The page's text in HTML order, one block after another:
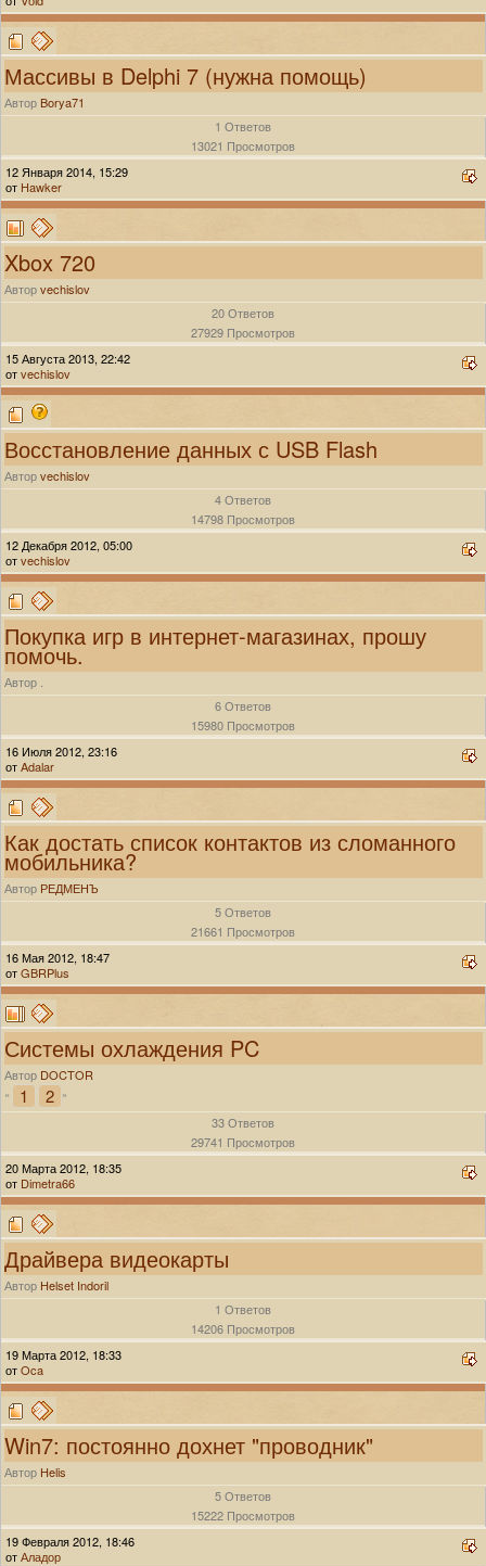
Массивы в Delphi 7 (нужна помощь)
АвторBorya71
1 Ответов
13021 Просмотров
12 Января 2014, 15:29
от Hawker
Xbox 720
Авторvechislov
20 Ответов
27929 Просмотров
15 Августа 2013, 22:42
отvechislov
Восстановление данных с USB Flash
Авторvechislov
4 Ответов
14798 Просмотров
12 Декабря 2012, 05:00
отvechislov
Покупка игр в интернет-магазинах, прошу
помочь.
Автор .
6 Ответов
15980 Просмотров
16 Июля 2012, 23:16
отAdalar
Как достать список контактов из сломанного
мобильника?
Автор РЕДМЕНЪ
5 Ответов
21661 Просмотров
16 Мая 2012, 18:47
отGBRPlus
Системы охлаждения PC
Автор DOCTOR
« 1 2 »
33 Ответов
29741 Просмотров
20 Марта 2012, 18:35
от Dimetra66
Драйвера видеокарты
Автор Helset Indoril
1 Ответов
14206 Просмотров
19 Марта 2012, 18:33
отOca
Win7: постоянно дохнет "проводник"
Автор Helis
5 Ответов
15222 Просмотров
19 Февраля 2012, 18:46
отАладор